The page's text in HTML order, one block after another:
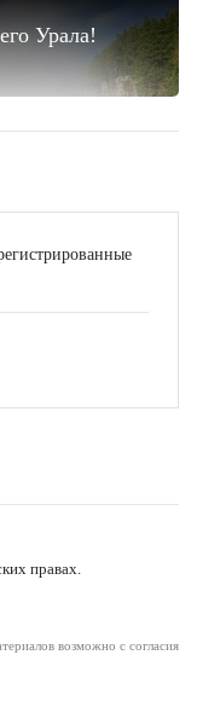
Урала!
правах.
возможно с согласия